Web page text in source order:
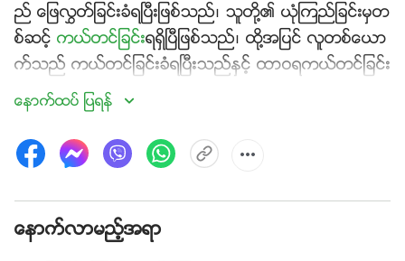
ည္ ေျဖလႊတ္ျခင္းခံရၿပီးျဖစ္သည္၊ သူတို႔၏ ယုံၾကည္ျခင္းမွတ
စ္ဆင့္ ကယ္တင္ျခင္းရရွိၿပီျဖစ္သည္၊ ထို႔အျပင္ လူတစ္ေယာ
က္သည္ ကယ္တင္ျခင္းခံရၿပီးသည္ႏွင့္ ထာဝရကယ္တင္ျခင္း
ခံရၿပီးျဖစ္သည္၊ ၿပီးလွ်င္ သခင္
ည္ႏွင့္ သူတို႔သည္
တာ္သို႔ ဝင္ေရာက္ႏိုင္သည္ဟု လူ အမ်ားအျပားက ယုံၾကည္ၾ
ကသည္။ သို႔ေသာ္ သခင္ေယရႈက မိန္႔ႁမြက္ခဲ့သည္။ “သခင္၊
သခင္ဟု ငါ့ကိုေလွ်ာက္ေသာသူတိုင္း ေကာင္းကင္ႏိုင္ငံေတာ္
သို႔ ဝင္ရလိမ့္မည္မဟုတ္။ ေကာင္းကင္ဘုံ၌ ရွိေတာ္မူေသာ
ငါ့ခမည္းေတာ္၏အလိုကို ေဆာင္ေသာသူသာလွ်င္ ဝင္ရလိမ့္
ေနာက္ထပ္ ျပရန္
ေနာက္လာမည့္အရာ